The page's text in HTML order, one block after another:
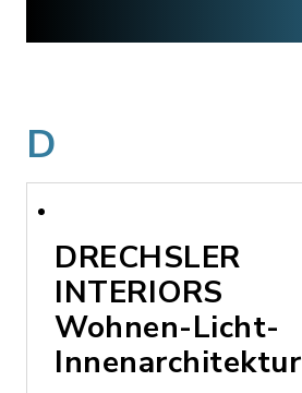
D
DRECHSLER
INTERIORS
Wohnen-Licht-
Innenarchitektur